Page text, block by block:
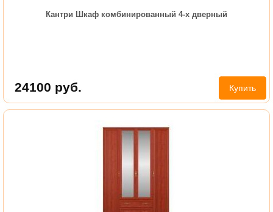
Кантри Шкаф комбинированный 4-х дверный
24100 руб. Купить